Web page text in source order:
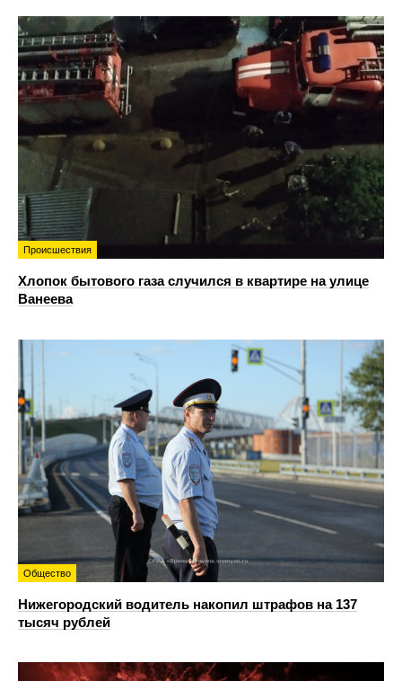
Происшествия
Хлопок бытового газа случился в квартире на улице
Ванеева
Общество
Нижегородский водитель накопил штрафов на 137
тысяч рублей